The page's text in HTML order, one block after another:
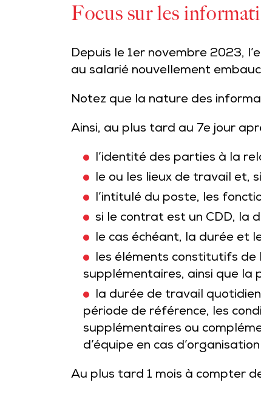
Focus sur les
Depuis le 1er novembre 2023,
au salarié nouvellement
Notez que la nature des
Ainsi, au plus tard au 7e jour
l’identité des parties à la
le ou les lieux de travail et,
l’intitulé du poste, les
si le contrat est un CDD, la
le cas échéant, la durée et
les éléments constitutifs de
supplémentaires, ainsi que la
la durée de travail
période de référence, les
supplémentaires ou
d’équipe en cas
Au plus tard 1 mois à compter